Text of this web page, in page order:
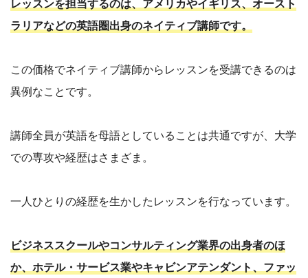
ラリアなどの英語圏出身のネイティブ講師です。
この価格でネイティブ講師からレッスンを受講できるのは
異例なことです。
講師全員が英語を母語としていることは共通ですが、大学
での専攻や経歴はさまざま。
一人ひとりの経歴を生かしたレッスンを行なっています。
ビジネススクールやコンサルティング業界の出身者のほ
か、ホテル・サービス業やキャビンアテンダント、ファッ